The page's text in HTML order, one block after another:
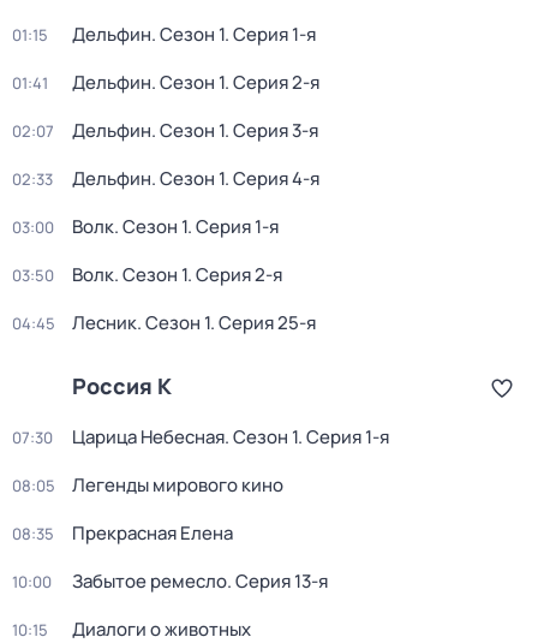
01:15 Дельфин. Сезон 1. Серия 1-я
01:41 Дельфин. Сезон 1. Серия 2-я
02:07 Дельфин. Сезон 1. Серия 3-я
02:33 Дельфин. Сезон 1. Серия 4-я
03:00 Волк. Сезон 1. Серия 1-я
03:50 Волк. Сезон 1. Серия 2-я
04:45 Лесник. Сезон 1. Серия 25-я
Россия К
07:30 Царица Небесная. Сезон 1. Серия 1-я
08:05 Легенды мирового кино
08:35 Прекрасная Елена
10:00 Забытое ремесло. Серия 13-я
10:15 Диалоги о животных